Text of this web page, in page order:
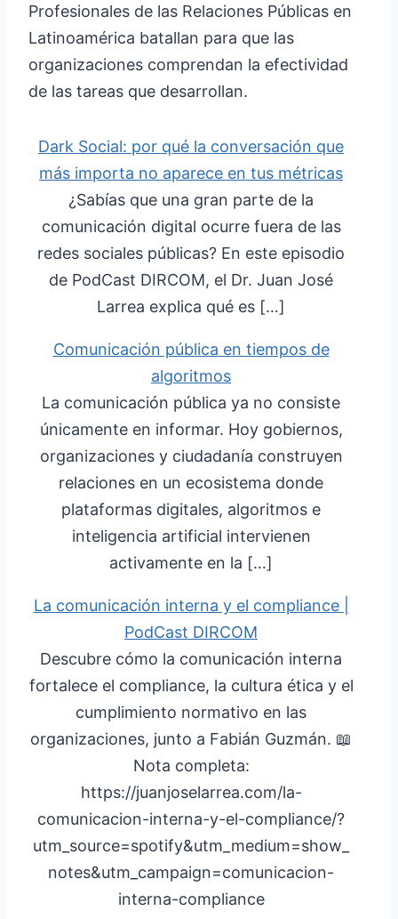
Profesionales de las Relaciones Públicas en
Latinoamérica batallan para que las
organizaciones comprendan la efectividad
de las tareas que desarrollan.
Dark Social: por qué la conversación que
más importa no aparece en tus métricas
¿Sabías que una gran parte de la
comunicación digital ocurre fuera de las
redes sociales públicas? En este episodio
de PodCast DIRCOM, el Dr. Juan José
Larrea explica qué es […]
Comunicación pública en tiempos de
algoritmos
La comunicación pública ya no consiste
únicamente en informar. Hoy gobiernos,
organizaciones y ciudadanía construyen
relaciones en un ecosistema donde
plataformas digitales, algoritmos e
inteligencia artificial intervienen
activamente en la […]
La comunicación interna y el compliance |
PodCast DIRCOM
Descubre cómo la comunicación interna
fortalece el compliance, la cultura ética y el
cumplimiento normativo en las
organizaciones, junto a Fabián Guzmán. 📖
Nota completa:
https://juanjoselarrea.com/la-
comunicacion-interna-y-el-compliance/?
utm_source=spotify&utm_medium=show_
notes&utm_campaign=comunicacion-
interna-compliance